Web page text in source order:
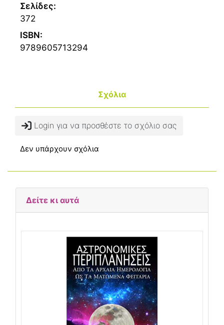
Σελίδες:
372
ISBN:
9789605713294
Σχόλια
Login για να προσθέστε το σχόλιο σας
Δεν υπάρχουν σχόλια
Δείτε κι αυτά